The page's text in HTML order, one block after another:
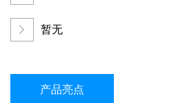
暂无
产品亮点